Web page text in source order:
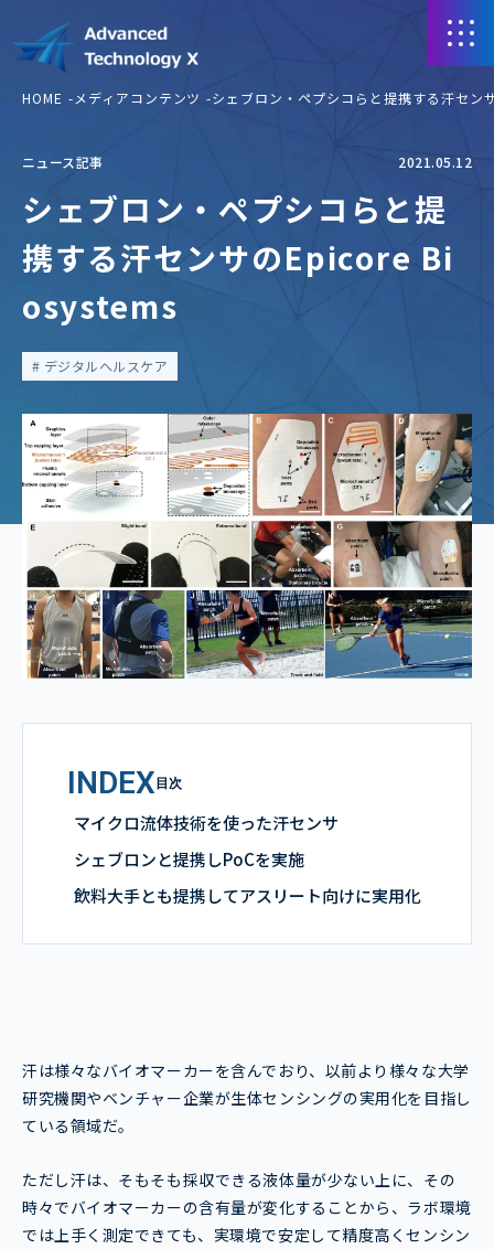
HOME メディアコンテンツ シェブロン・ペプシコらと提携する汗セ
ニュース記事 2021.05.12
シェブロン・ペプシコらと提
携する汗センサのEpicore Bi
osystems
デジタルヘルスケア
INDEX目次
マイクロ流体技術を使った汗センサ
シェブロンと提携しPoCを実施
飲料大手とも提携してアスリート向けに実用化
汗は様々なバイオマーカーを含んでおり、以前より様々な大学
研究機関やベンチャー企業が生体センシングの実用化を目指し
ている領域だ。
ただし汗は、そもそも採収できる液体量が少ない上に、その
時々でバイオマーカーの含有量が変化することから、ラボ環境
では上手く測定できても、実環境で安定して精度高くセンシン